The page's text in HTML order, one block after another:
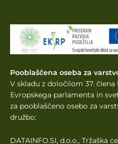
Pooblaščena oseba za
V skladu z določilom 37. člena
Evropskega parlamenta in
za pooblaščeno osebo za
družbo:
DATAINFO.SI, d.o.o., Tržaška